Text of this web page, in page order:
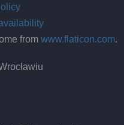
from www.flaticon.com.